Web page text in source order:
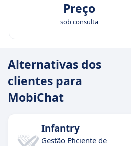
Preço
sob consulta
Alternativas dos
clientes para
MobiChat
Infantry
Gestão Eficiente de